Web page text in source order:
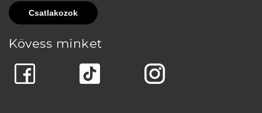
Kövess minket